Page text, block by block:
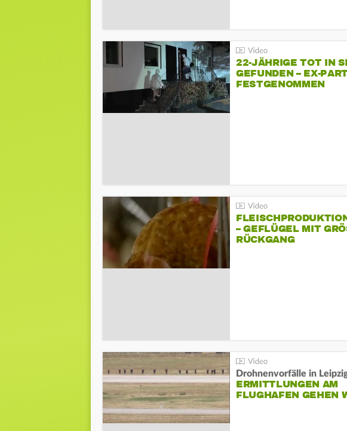
22-JÄHRIGE TOT IN
GEFUNDEN – EX-
FESTGENOMMEN
– GEFLÜGEL MIT
ÜCKGANG
Drohnenvorfälle in
ERMITTLUNGEN AM
FLUGHAFEN GEHEN